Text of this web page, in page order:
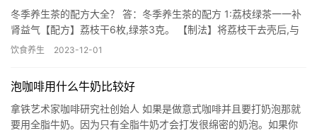
冬季养生茶的配方大全？ 答：冬季养生茶的配方 1:荔枝绿茶一一补
肾益气【配方】荔枝干6枚,绿茶3克。 【制法】将荔枝干去壳后,与
茶叶一起入杯,沸 水冲泡,焖5分钟即成。 【功效】益…
饮食养生 2023-12-01
泡咖啡用什么牛奶比较好
拿铁艺术家咖啡研究社创始人 如果是做意式咖啡并且要打奶泡那就
要用全脂牛奶。因为只有全脂牛奶才会打发很绵密的奶泡。如果你